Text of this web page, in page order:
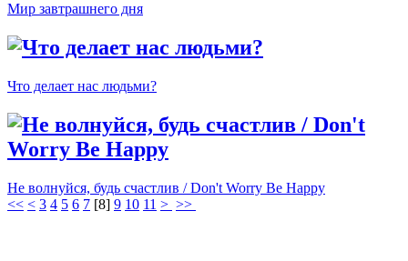
Мир завтрашнего дня
Что делает нас людьми?
Не волнуйся, будь счастлив / Don't Worry Be Happy
<< < 3 4 5 6 7 [8] 9 10 11 > >>